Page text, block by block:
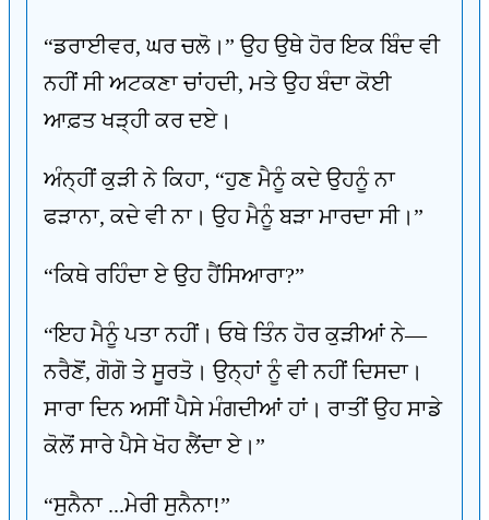
“ਡਰਾਈਵਰ, ਘਰ ਚਲੋ।” ਉਹ ਉਥੇ ਹੋਰ ਇਕ ਬਿੰਦ ਵੀ
ਨਹੀਂ ਸੀ ਅਟਕਣਾ ਚਾਂਹਦੀ, ਮਤੇ ਉਹ ਬੰਦਾ ਕੋਈ
ਆਫ਼ਤ ਖੜ੍ਹੀ ਕਰ ਦਏ।
ਅੰਨ੍ਹੀਂ ਕੁੜੀ ਨੇ ਕਿਹਾ, “ਹੁਣ ਮੈਨੂੰ ਕਦੇ ਉਹਨੂੰ ਨਾ
ਫੜਾਨਾ, ਕਦੇ ਵੀ ਨਾ। ਉਹ ਮੈਨੂੰ ਬੜਾ ਮਾਰਦਾ ਸੀ।”
“ਕਿਥੇ ਰਹਿੰਦਾ ਏ ਉਹ ਹੈਂਸਿਆਰਾ?”
“ਇਹ ਮੈਨੂੰ ਪਤਾ ਨਹੀਂ। ਓਥੇ ਤਿੰਨ ਹੋਰ ਕੁੜੀਆਂ ਨੇ—
ਨਰੈਣੋਂ, ਗੋਗੋ ਤੇ ਸੂਰਤੋ। ਉਨ੍ਹਾਂ ਨੂੰ ਵੀ ਨਹੀਂ ਦਿਸਦਾ।
ਸਾਰਾ ਦਿਨ ਅਸੀਂ ਪੈਸੇ ਮੰਗਦੀਆਂ ਹਾਂ। ਰਾਤੀਂ ਉਹ ਸਾਡੇ
ਕੋਲੋਂ ਸਾਰੇ ਪੈਸੇ ਖੋਹ ਲੈਂਦਾ ਏ।”
“ਸੁਨੈਨਾ ...ਮੇਰੀ ਸੁਨੈਨਾ!”